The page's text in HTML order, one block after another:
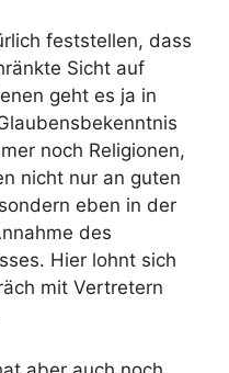
feststellen, dass
Sicht auf
geht es ja in
noch Religionen,
nicht nur an guten
eben in der
des
Hier lohnt sich
mit Vertretern